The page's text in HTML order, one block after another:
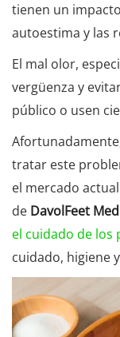
tienen un
autoestima y las
El mal olor,
vergüenza y
público o usen
tratar este
el mercado
de DavolFeet
el cuidado de los
cuidado, higiene